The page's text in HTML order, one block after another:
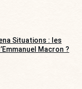
Situations : les
Macron ?